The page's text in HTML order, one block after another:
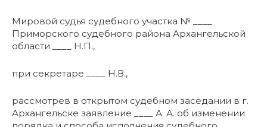
Мировой судья судебного участка № ____
Приморского судебного района Архангельской
области ____ Н.П.,
при секретаре ____ Н.В.,
рассмотрев в открытом судебном заседании в г.
Архангельске заявление ____ А. А. об изменении